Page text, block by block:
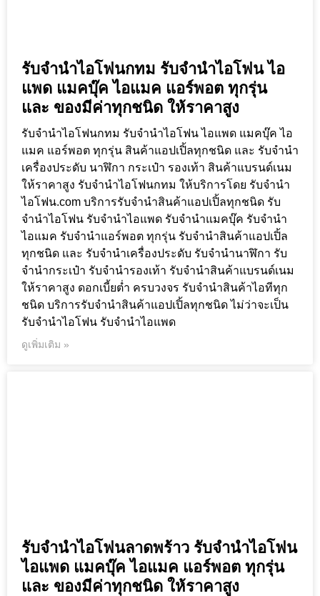
รับจำนำไอโฟนกทม รับจำนำไอโฟน ไอ
แพด แมคบุ๊ค ไอแมค แอร์พอต ทุกรุ่น
และ ของมีค่าทุกชนิด ให้ราคาสูง
รับจำนำไอโฟนกทม รับจำนำไอโฟน ไอแพด แมคบุ๊ค ไอ
แมค แอร์พอต ทุกรุ่น สินค้าแอปเปิ้ลทุกชนิด และ รับจำนำ
เครื่องประดับ นาฬิกา กระเป๋า รองเท้า สินค้าแบรนด์เนม
ให้ราคาสูง รับจำนำไอโฟนกทม ให้บริการโดย รับจํานํา
ไอโฟน.com บริการรับจำนำสินค้าแอปเปิ้ลทุกชนิด รับ
จำนำไอโฟน รับจำนำไอแพด รับจำนำแมคบุ๊ค รับจำนำ
ไอแมค รับจำนำแอร์พอต ทุกรุ่น รับจำนำสินค้าแอปเปิ้ล
ทุกชนิด และ รับจำนำเครื่องประดับ รับจำนำนาฬิกา รับ
จำนำกระเป๋า รับจำนำรองเท้า รับจำนำสินค้าแบรนด์เนม
ให้ราคาสูง ดอกเบี้ยต่ำ ครบวงจร รับจำนำสินค้าไอทีทุก
ชนิด บริการรับจำนำสินค้าแอปเปิ้ลทุกชนิด ไม่ว่าจะเป็น
รับจำนำไอโฟน รับจำนำไอแพด
ดูเพิ่มเติม »
รับจำนำไอโฟนลาดพร้าว รับจำนำไอโฟน
ไอแพด แมคบุ๊ค ไอแมค แอร์พอต ทุกรุ่น
และ ของมีค่าทุกชนิด ให้ราคาสูง